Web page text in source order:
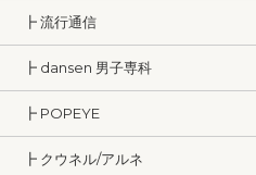
┣ 流行通信
┣ dansen 男子専科
┣ POPEYE
┣ クウネル/アルネ